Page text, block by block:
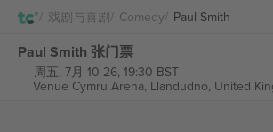
戏剧与喜剧 Comedy Paul Smith
Paul Smith 张门票
周五, 7月 10 26, 19:30 BST
Venue Cymru Arena, Llandudno, United